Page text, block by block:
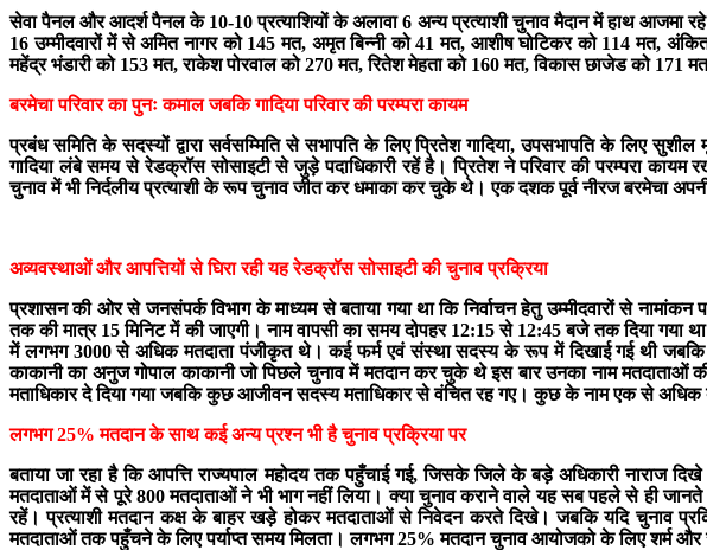
सेवा पैनल और आदर्श पैनल के 10-10 प्रत्याशियों के अलावा 6 अन्य प्रत्याशी चुनाव मैदान में हाथ आजमा
16 उम्मीदवारों में से अमित नागर को 145 मत, अमृत बिन्नी को 41 मत, आशीष घोटिकर को 114 मत,
महेंद्र भंडारी को 153 मत, राकेश पोरवाल को 270 मत, रितेश मेहता को 160 मत, विकास छाजेड को 171
बरमेचा परिवार का पुनः कमाल जबकि गादिया परिवार की परम्परा कायम
प्रबंध समिति के सदस्यों द्वारा सर्वसम्मिति से सभापति के लिए प्रितेश गादिया, उपसभापति के लिए
गादिया लंबे समय से रेडक्रॉस सोसाइटी से जुड़े पदाधिकारी रहें है। प्रितेश ने परिवार की परम्परा कायम
चुनाव में भी निर्दलीय प्रत्याशी के रूप चुनाव जीत कर धमाका कर चुके थे। एक दशक पूर्व नीरज बरमेचा
अव्यवस्थाओं और आपत्तियों से घिरा रही यह रेडक्रॉस सोसाइटी की चुनाव प्रक्रिया
प्रशासन की ओर से जनसंपर्क विभाग के माध्यम से बताया गया था कि निर्वाचन हेतु उम्मीदवारों से
तक की मात्र 15 मिनिट में की जाएगी। नाम वापसी का समय दोपहर 12:15 से 12:45 बजे तक दिया
में लगभग 3000 से अधिक मतदाता पंजीकृत थे। कई फर्म एवं संस्था सदस्य के रूप में दिखाई गई थी जबकि
काकानी का अनुज गोपाल काकानी जो पिछले चुनाव में मतदान कर चुके थे इस बार उनका नाम मतदाताओं
मताधिकार दे दिया गया जबकि कुछ आजीवन सदस्य मताधिकार से वंचित रह गए। कुछ के नाम एक से अधिक
लगभग 25% मतदान के साथ कई अन्य प्रश्न भी है चुनाव प्रक्रिया पर
बताया जा रहा है कि आपत्ति राज्यपाल महोदय तक पहुँचाई गई, जिसके जिले के बड़े अधिकारी नाराज
मतदाताओं में से पूरे 800 मतदाताओं ने भी भाग नहीं लिया। क्या चुनाव कराने वाले यह सब पहले से ही
रहें। प्रत्याशी मतदान कक्ष के बाहर खड़े होकर मतदाताओं से निवेदन करते दिखे। जबकि यदि चुनाव
मतदाताओं तक पहुँचने के लिए पर्याप्त समय मिलता। लगभग 25% मतदान चुनाव आयोजको के लिए शर्म और